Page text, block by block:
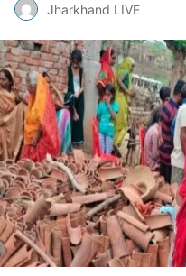
Jharkhand LIVE